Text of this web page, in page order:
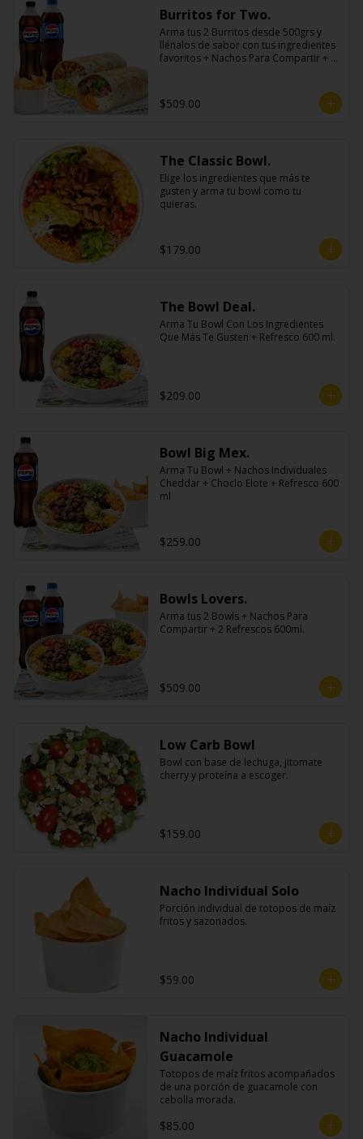
Burritos for Two.
Arma tus 2 Burritos desde 500grs y
llénalos de sabor con tus ingredientes
favoritos + Nachos Para Compartir + 2
$509.00
The Classic Bowl.
Elige los ingredientes que más te
gusten y arma tu bowl como tu
quieras.
$179.00
The Bowl Deal.
Arma Tu Bowl Con Los Ingredientes
Que Más Te Gusten + Refresco 600 ml.
$209.00
Bowl Big Mex.
Arma Tu Bowl + Nachos Individuales
Cheddar + Choclo Elote + Refresco 600
ml
$259.00
Bowls Lovers.
Arma tus 2 Bowls + Nachos Para
Compartir + 2 Refrescos 600ml.
$509.00
Low Carb Bowl
Bowl con base de lechuga, jitomate
cherry y proteína a escoger.
$159.00
Nacho Individual Solo
Porción individual de totopos de maíz
fritos y sazonados.
$59.00
Nacho Individual
Guacamole
Totopos de maíz fritos acompañados
de una porción de guacamole con
cebolla morada.
$85.00